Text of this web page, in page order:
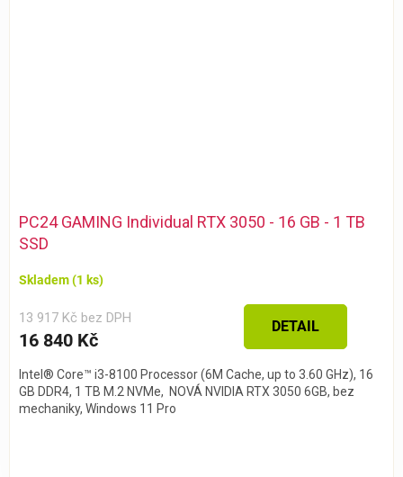
PC24 GAMING Individual RTX 3050 - 16 GB - 1 TB
SSD
Skladem(1 ks)
13 917 Kč bez DPH
16 840 Kč
DETAIL
Intel® Core™ i3-8100 Processor (6M Cache, up to 3.60 GHz), 16
GB DDR4, 1 TB M.2 NVMe, NOVÁ NVIDIA RTX 3050 6GB, bez
mechaniky, Windows 11 Pro